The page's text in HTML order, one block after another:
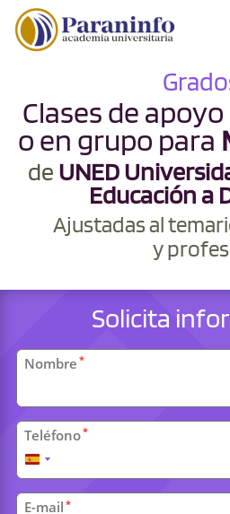
Clases de
o en grupo para
de UNED
Educación a
Ajustadas al
y
Solicita
Datos
personales
Nombre *
Teléfono*
España
+34
E-mail *